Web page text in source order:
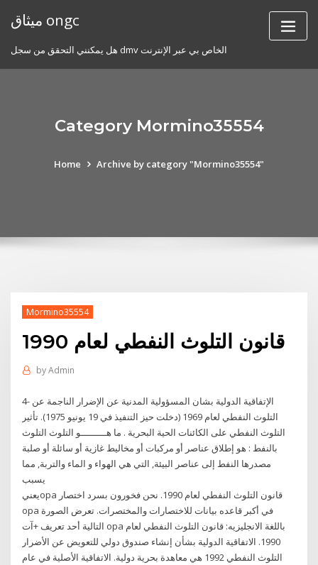
ميثاق ongc
هل يمكنني التحقق من سجل dmv الخاص بي عبر الإنترنت
Category Mormino35554
Home Archive by category "Mormino35554"
Mormino35554
قانون التلوث النفطي لعام 1990
byAdmin
4- الإتفاقية الدولية بشان المسؤولية المدنية عن الإضرار الناجمة عن
التلوث النفطي لعام 1969 (دخلت حيز التنفيذ في 19 يونيو 1975). تأثير
التلوث النفطي على الكائنات الحية البحرية . ما هـــــــــو التلوث التلوث
بالنفط : هو إطلاق عناصر أو مركبات أو مخاليط غازية أو سائلة أو صلبة
مصدرها النفط إلى عناصر البيئة, التي هي الهواء و الماء والتربة, مما
يسبب
يعنيopa قانون التلوث النفطي لعام 1990. نحن فخورون بسرد اختصار
opa في أكبر قاعده بيانات للاختصارات والمختصرات. تعرض الصورة
التالية أحد تعريف +آت opa باللغة الانجليزيه: قانون التلوث النفطي لعام
1990. الاتفاقية الدولية بشأن إنشاء صندوق دولي للتعويض عن الأضرار
التلوث النفطي 1992 هي معاهدة بحرية دولية. الاتفاقية الأصلية في عام